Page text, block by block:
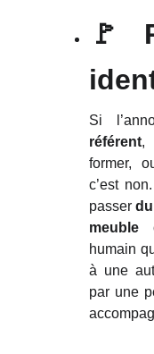
🚩
Si
référent,
former,
c’est
passer
meuble
humain
à une
par une